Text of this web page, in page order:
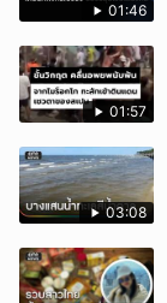
01:46
01:57
03:08